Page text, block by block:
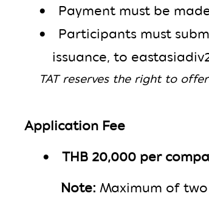
•
Payment must be
•
Participants must
issuance, to
TAT reserves the right to
Application Fee
•
THB 20,000 per
Note: Maximum of